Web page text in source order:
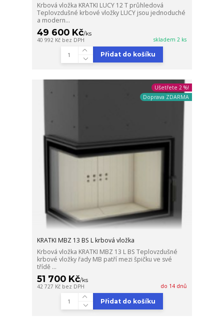
Krbová vložka KRATKI LUCY 12 T průhledová
Teplovzdušné krbové vložky LUCY jsou jednoduché
a modern...
49 600 Kč/ks
40 992 Kč bez DPH skladem 2 ks
Přidat do košíku
Ušetřete 2 %!
Doprava ZDARMA
KRATKI MBZ 13 BS L krbová vložka
Krbová vložka KRATKI MBZ 13 L BS Teplovzdušné
krbové vložky řady MB patří mezi špičku ve své
třídě ...
51 700 Kč/ks
42 727 Kč bez DPH do 14 dnů
Přidat do košíku